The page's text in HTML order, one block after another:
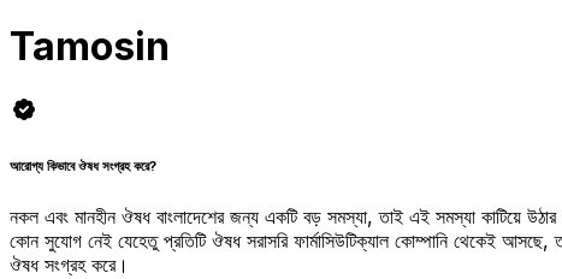
Tamosin
আরোগ্য কিভাবে ঔষধ সংগ্রহ করে?
নকল এবং মানহীন ঔষধ বাংলাদেশের জন্য একটি বড় সমস্যা, তাই এই সমস্যা কাটিয়ে
কোন সুযোগ নেই যেহেতু প্রতিটি ঔষধ সরাসরি ফার্মাসিউটিক্যাল কোম্পানি থেকেই
ঔষধ সংগ্রহ করে।